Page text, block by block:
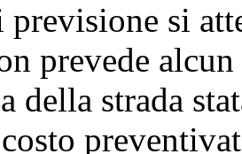
previsione si
prevede
della strada